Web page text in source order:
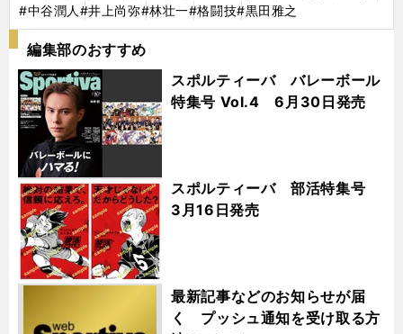
#中谷潤人 #井上尚弥#林壮一#格闘技#黒田雅之
編集部のおすすめ
スポルティーバ バレーボール
特集号 Vol.4 6月30日発売
スポルティーバ 部活特集号
3月16日発売
最新記事などのお知らせが届
く プッシュ通知を受け取る方